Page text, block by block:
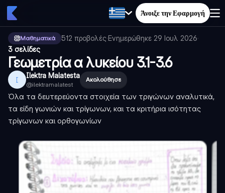
Άνοιξε την Εφαρμογή
Μαθηματικά 512 προβολές·Ενημερώθηκε 29 Ιουλ 2026·
3 σελίδες
Γεωμετρία α λυκείου 3.1-3.6
I Ilektra Malatesta
@ilektramalatest
Ακολούθησε
Όλα τα δευτερεύοντα στοιχεία των τριγώνων αναλυτικά,
τα είδη γωνιών και τρίγωνων, και τα κριτήρια ισότητας
τρίγωνων και ορθογωνίων